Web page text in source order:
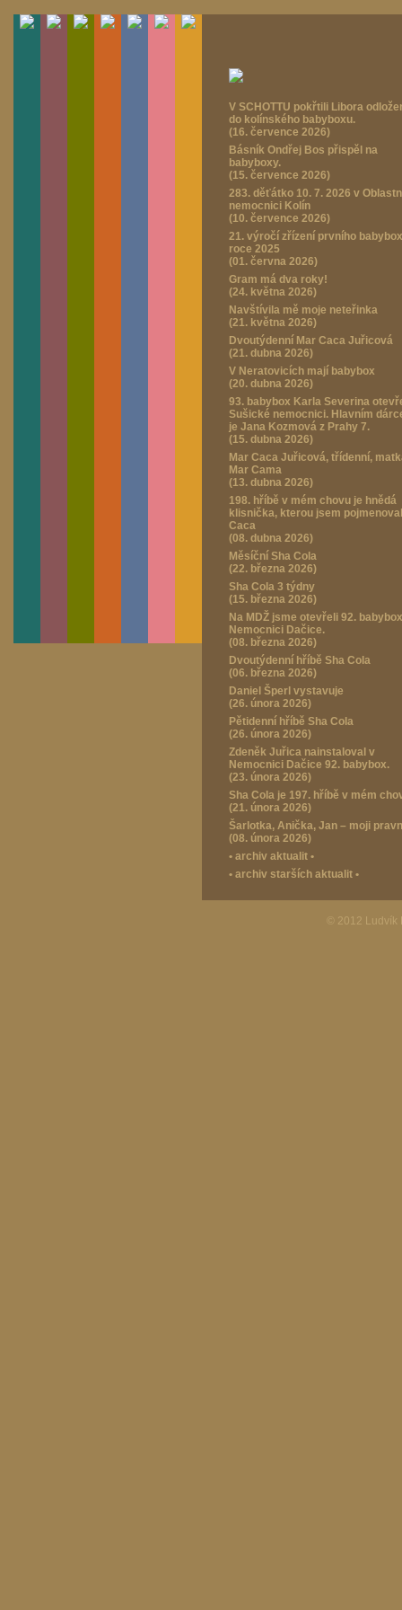
V SCHOTTU pokřtili Libora
do kolínského babyboxu.
(16. července 2026)
Básník Ondřej Bos přispěl na
babyboxy.
(15. července 2026)
283. děťátko 10. 7. 2026 v
nemocnici Kolín
(10. července 2026)
21. výročí zřízení prvního
roce 2025
(01. června 2026)
Gram má dva roky!
(24. května 2026)
Navštívila mě moje neteřinka
(21. května 2026)
Dvoutýdenní Mar Caca Juřicová
(21. dubna 2026)
V Neratovicích mají babybox
(20. dubna 2026)
93. babybox Karla Severina
Sušické nemocnici. Hlavním
je Jana Kozmová z Prahy 7.
(15. dubna 2026)
Mar Caca Juřicová, třídenní,
Mar Cama
(13. dubna 2026)
198. hříbě v mém chovu je hnědá
klisnička, kterou jsem
Caca
(08. dubna 2026)
Měsíční Sha Cola
(22. března 2026)
Sha Cola 3 týdny
(15. března 2026)
Na MDŽ jsme otevřeli 92.
Nemocnici Dačice.
(08. března 2026)
Dvoutýdenní hříbě Sha Cola
(06. března 2026)
Daniel Šperl vystavuje
(26. února 2026)
Pětidenní hříbě Sha Cola
(26. února 2026)
Zdeněk Juřica nainstaloval v
Nemocnici Dačice 92. babybox.
(23. února 2026)
Sha Cola je 197. hříbě v mém
(21. února 2026)
Šarlotka, Anička, Jan – moji
(08. února 2026)
• archiv aktualit •
• archiv starších aktualit •
© 2012